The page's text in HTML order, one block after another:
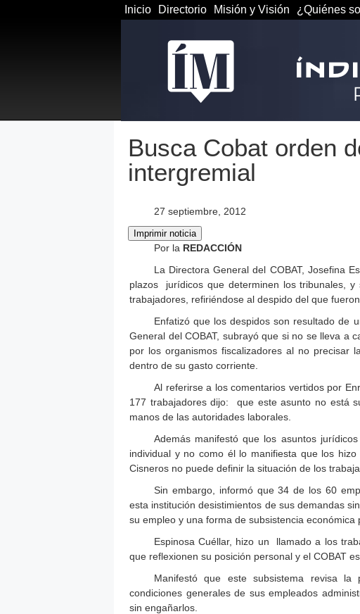
Inicio Directorio Misión y Visión ¿Quiénes
Busca Cobat orden
intergremial
27 septiembre, 2012
Por la REDACCIÓN
La Directora General del COBAT, Josefina
plazos jurídicos que determinen los tribunales,
trabajadores, refiriéndose al despido del que
Enfatizó que los despidos son resultado de
General del COBAT, subrayó que si no se lleva a
por los organismos fiscalizadores al no precisar
dentro de su gasto corriente.
Al referirse a los comentarios vertidos por
177 trabajadores dijo: que este asunto no está
manos de las autoridades laborales.
Además manifestó que los asuntos
individual y no como él lo manifiesta que los
Cisneros no puede definir la situación de los
Sin embargo, informó que 34 de los 60
esta institución desistimientos de sus demandas
su empleo y una forma de subsistencia económica
Espinosa Cuéllar, hizo un llamado a los
que reflexionen su posición personal y el COBAT
Manifestó que este subsistema revisa
condiciones generales de sus empleados
sin engañarlos.